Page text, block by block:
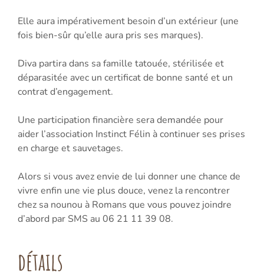
Elle aura impérativement besoin d’un extérieur (une
fois bien-sûr qu’elle aura pris ses marques).
Diva partira dans sa famille tatouée, stérilisée et
déparasitée avec un certificat de bonne santé et un
contrat d’engagement.
Une participation financière sera demandée pour
aider l’association Instinct Félin à continuer ses prises
en charge et sauvetages.
Alors si vous avez envie de lui donner une chance de
vivre enfin une vie plus douce, venez la rencontrer
chez sa nounou à Romans que vous pouvez joindre
d’abord par SMS au 06 21 11 39 08.
détails